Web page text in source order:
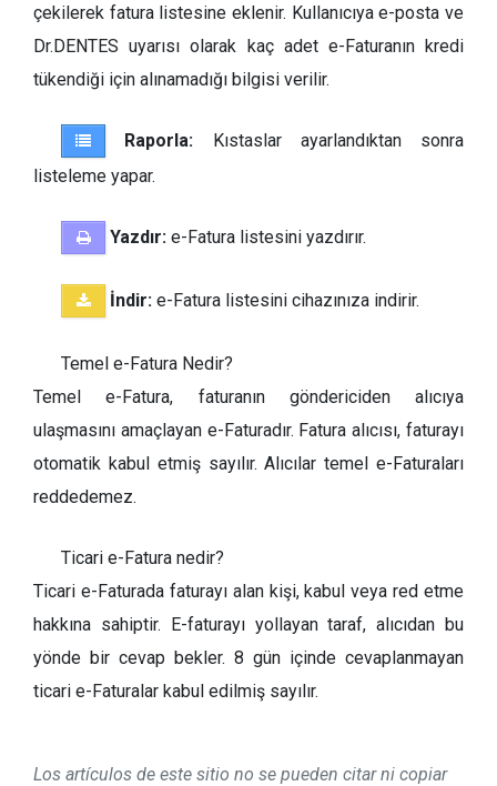
çekilerek fatura listesine eklenir. Kullanıcıya e-posta ve
Dr.DENTES uyarısı olarak kaç adet e-Faturanın kredi
tükendiği için alınamadığı bilgisi verilir.
Raporla: Kıstaslar ayarlandıktan sonra
listeleme yapar.
Yazdır: e-Fatura listesini yazdırır.
İndir: e-Fatura listesini cihazınıza indirir.
Temel e-Fatura Nedir?
Temel e-Fatura, faturanın göndericiden alıcıya
ulaşmasını amaçlayan e-Faturadır. Fatura alıcısı, faturayı
otomatik kabul etmiş sayılır. Alıcılar temel e-Faturaları
reddedemez.
Ticari e-Fatura nedir?
Ticari e-Faturada faturayı alan kişi, kabul veya red etme
hakkına sahiptir. E-faturayı yollayan taraf, alıcıdan bu
yönde bir cevap bekler. 8 gün içinde cevaplanmayan
ticari e-Faturalar kabul edilmiş sayılır.
Los artículos de este sitio no se pueden citar ni copiar